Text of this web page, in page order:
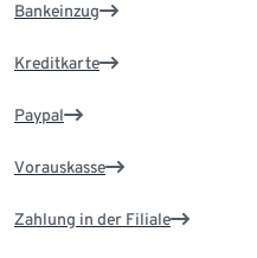
Bankeinzug
Kreditkarte
Paypal
Vorauskasse
Zahlung in der Filiale